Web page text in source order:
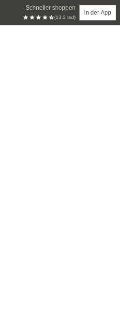
Schneller shoppen
(13.2 tsd)
in der App